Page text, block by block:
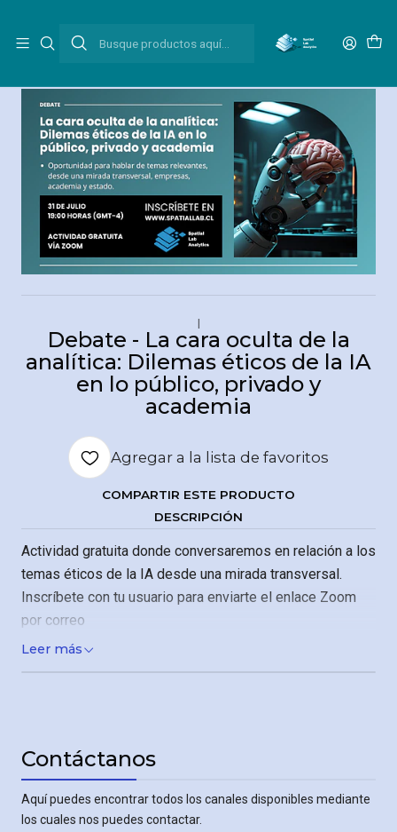
en lo público, privado y academia
|
Debate - La cara oculta de la
analítica: Dilemas éticos de la IA
en lo público, privado y
academia
Agregar a la lista de favoritos
COMPARTIR ESTE PRODUCTO
DESCRIPCIÓN
Actividad gratuita donde conversaremos en relación a los
temas éticos de la IA desde una mirada transversal.
Inscríbete con tu usuario para enviarte el enlace Zoom
por correo
Leer más
Contáctanos
Aquí puedes encontrar todos los canales disponibles mediante
los cuales nos puedes contactar.